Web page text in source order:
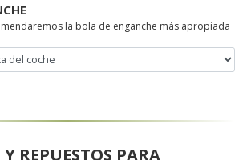
la bola de enganche más apropiada
REPUESTOS PARA